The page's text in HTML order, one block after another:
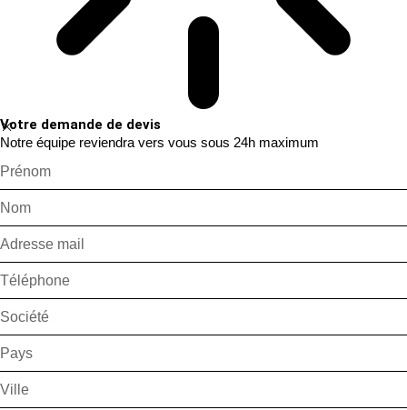
Votre demande de devis
Notre équipe reviendra vers vous sous 24h maximum